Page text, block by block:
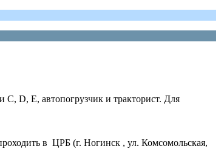
D, E, автопогрузчик и тракторист. Для
в ЦРБ (г. Ногинск , ул. Комсомольская,